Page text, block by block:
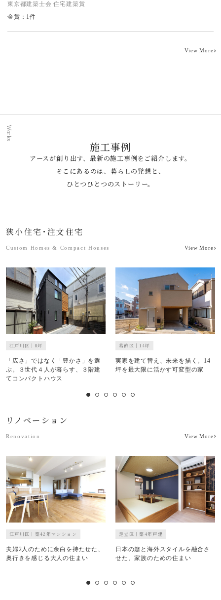
東京都建築士会 住宅建築賞
金賞：1件
View More
Works
施工事例
アースが創り出す、最新の施工事例をご紹介します。
そこにあるのは、暮らしの発想と、
ひとつひとつのストーリー。
狭小住宅･注文住宅
Custom Homes & Compact Houses View More
江戸川区｜8坪
「広さ」ではなく「豊かさ」を選
ぶ。３世代４人が暮らす、３階建
てコンパクトハウス
葛飾区｜14坪
実家を建て替え、未来を描く。14
坪を最大限に活かす可変型の家
リノベーション
Renovation View More
江戸川区｜築42年マンション
夫婦2人のために余白を持たせた、
奥行きを感じる大人の住まい
足立区｜築4年戸建
日本の趣と海外スタイルを融合さ
せた、家族のための住まい